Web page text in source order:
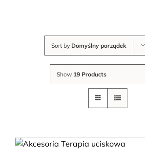
Sort by Domyślny porządek
Show 19 Products